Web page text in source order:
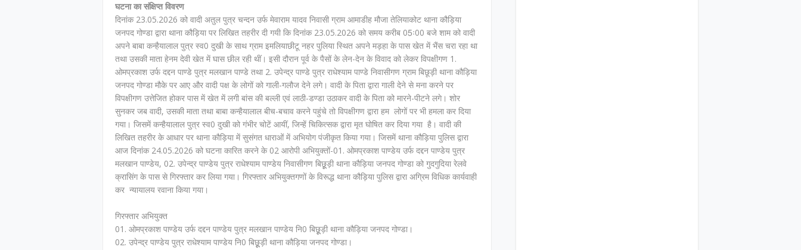
घटना का संक्षिप्त विवरण
दिनांक 23.05.2026 को वादी अतुल पुत्र चन्दन उर्फ मेवाराम यादव निवासी ग्राम आमाडीह मौजा तेलियाकोट थाना कौड़िया
जनपद गोण्डा द्वारा थाना कौड़िया पर लिखित तहरीर दी गयी कि दिनांक 23.05.2026 को समय करीब 05ः00 बजे शाम को वादी
अपने बाबा कन्हैयालाल पुत्र स्व0 दुखी के साथ ग्राम इमलियाछीटू नहर पुलिया स्थित अपने मड़हा के पास खेत में भैंस चरा रहा था
तथा उसकी माता हेनम देवी खेत में घास छील रही थीं। इसी दौरान पूर्व के पैसों के लेन-देन के विवाद को लेकर विपक्षीगण 1.
ओमप्रकाश उर्फ दद्दन पाण्डे पुत्र मलखान पाण्डे तथा 2. उपेन्द्र पाण्डे पुत्र राधेश्याम पाण्डे निवासीगण ग्राम बिछूड़ी थाना कौड़िया
जनपद गोण्डा मौके पर आए और वादी पक्ष के लोगों को गाली-गलौज देने लगे। वादी के पिता द्वारा गाली देने से मना करने पर
विपक्षीगण उत्तेजित होकर पास में खेत में लगी बांस की बल्ली एवं लाठी-डण्डा उठाकर वादी के पिता को मारने-पीटने लगे। शोर
सुनकर जब वादी, उसकी माता तथा बाबा कन्हैयालाल बीच-बचाव करने पहुंचे तो विपक्षीगण द्वारा हम लोगों पर भी हमला कर दिया
गया। जिसमें कन्हैयालाल पुत्र स्व0 दुखी को गंभीर चोटें आयीं, जिन्हें चिकित्सक द्वारा मृत घोषित कर दिया गया है। वादी की
लिखित तहरीर के आधार पर थाना कौड़िया में सुसंगत धाराओं में अभियोग पंजीकृत किया गया। जिसमें थाना कौड़िया पुलिस द्वारा
आज दिनांक 24.05.2026 को घटना कारित करने के 02 आरोपी अभियुक्तों-01. ओमप्रकाश पाण्डेय उर्फ दद्दन पाण्डेय पुत्र
मलखान पाण्डेय, 02. उपेन्द्र पाण्डेय पुत्र राधेश्याम पाण्डेय निवासीगण बिछूूड़ी थाना कौड़िया जनपद गोण्डा को गुदगुदिया रेलवे
क्रासिंग के पास से गिरफ्तार कर लिया गया। गिरफ्तार अभियुक्तगणों के विरूद्ध थाना कौड़िया पुलिस द्वारा अग्रिम विधिक कार्यवाही
कर न्यायालय रवाना किया गया।
गिरफ्तार अभियुक्त
01. ओमप्रकाश पाण्डेय उर्फ दद्दन पाण्डेय पुत्र मलखान पाण्डेय नि0 बिछूूड़ी थाना कौड़िया जनपद गोण्डा।
02. उपेन्द्र पाण्डेय पुत्र राधेश्याम पाण्डेय नि0 बिछूूड़ी थाना कौड़िया जनपद गोण्डा।